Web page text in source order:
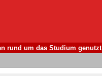
rund um das Studium